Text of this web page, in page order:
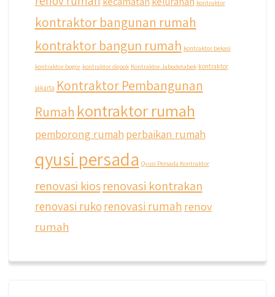
kontraktor
kontraktor bangunan rumah
kontraktor bangun rumah kontraktor bekasi
kontraktor bogor kontraktor depok Kontraktor Jabodetabek kontraktor
jakarta Kontraktor Pembangunan
Rumah kontraktor rumah
pemborong rumah perbaikan rumah
qyusi persada Qyusi Persada Kontraktor
renovasi kios renovasi kontrakan
renovasi ruko renovasi rumah renov
rumah